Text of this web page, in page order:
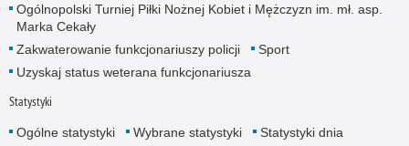
Ogólnopolski Turniej Piłki Nożnej Kobiet i Mężczyzn im. mł. asp.
Marka Cekały
Zakwaterowanie funkcjonariuszy policji
Sport
Uzyskaj status weterana funkcjonariusza
Statystyki
Ogólne statystyki Wybrane statystyki
Statystyki dnia